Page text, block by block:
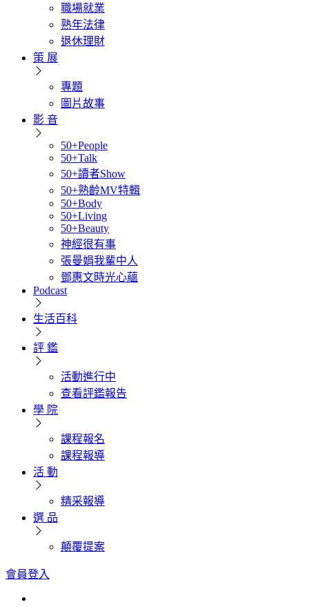
職場就業
熟年法律
退休理財
策 展
專題
圖片故事
影 音
50+People
50+Talk
50+讀者Show
50+熟齡MV特輯
50+Body
50+Living
50+Beauty
神經很有事
張曼娟我輩中人
鄧惠文時光心蘊
Podcast
生活百科
評 鑑
活動進行中
查看評鑑報告
學 院
課程報名
課程報導
活 動
精采報導
選 品
顛覆提案
會員登入